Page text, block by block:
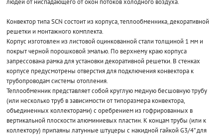
людей от ниспадающего от окон потоков холодного воздуха.
Конвектор типа SCN состоит из корпуса, теплообменника, декоративной
решетки и монтажного комплекта.
Корпус изготовлен из листовой оцинкованной стали толщиной 1 мм и
покрыт черной порошковой эмалью. По верхнему краю корпуса
запрессована рамка для установки декоративной решетки. В стенках
корпусе предусмотрены отверстия для подключения конвектора к
трубопроводам системы отопления.
Теплообменник представляет собой круглую медную бесшовную трубу
(или несколько труб в зависимости от типоразмера конвектора,
объединенных коллекторами) с оребрением из гофрированных в
вертикальной плоскости алюминиевых пластин. К концам трубы (или к
коллектору) припаяны латунные штуцеры с накидной гайкой G3/4” для